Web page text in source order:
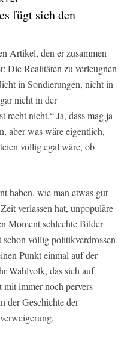
fügt sich den
Artikel, den er zusammen
Die Realitäten zu verleugnen
in Sondierungen, nicht in
nicht in der
recht nicht.“Ja, dass mag ja
aber was wäre eigentlich,
völlig egal wäre, ob
haben, wie man etwas gut
verlassen hat, unpopuläre
Moment schlechte Bilder
völlig politikverdrossen
Punkt einmal auf der
Wahlvolk, das sich auf
immer noch pervers
der Geschichte der